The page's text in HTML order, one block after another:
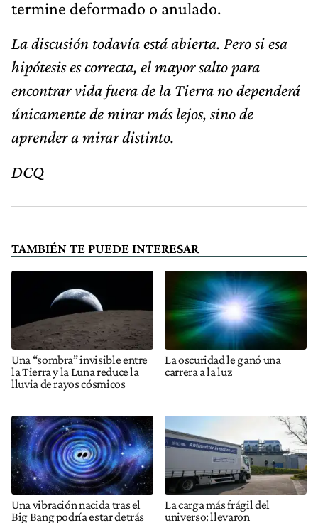
termine deformado o anulado.
La discusión todavía está abierta. Pero si esa
hipótesis es correcta, el mayor salto para
encontrar vida fuera de la Tierra no dependerá
únicamente de mirar más lejos, sino de
aprender a mirar distinto.
DCQ
TAMBIÉN TE PUEDE INTERESAR
Una “sombra” invisible entre
la Tierra y la Luna reduce la
lluvia de rayos cósmicos
La oscuridad le ganó una
carrera a la luz
Una vibración nacida tras el
Big Bang podría estar detrás
La carga más frágil del
universo: llevaron